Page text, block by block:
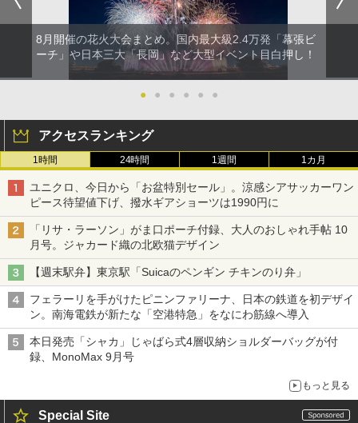
8月開催の花火大会まとめ。国内最大級2.4万発「幕張ビ
ーチ」や日本三大「長岡」など大型イベント目白押し！
● ● ● ● ● ●
アクセスランキング
1時間 24時間 1週間 1カ月
ユニクロ、今日から「お盆特別セール」。涼感シアサッカーワン
ピース待望値下げ、撥水ギアショーツは1990円に
「リサ・ラーソン」がま口ポーチ付録、大人のおしゃれ手帖 10
月号。ジャカード織の北欧猫デザイン
【週末駅弁】東京駅「Suicaのペンギン チキンのり弁」
フェラーリを手がけたピニンファリーナ、日本の鉄道を初デザイ
ン。南海電鉄が新たな「空港特急」をなにわ筋線へ導入
本日発売「シャカ」じゃばら式4層収納ショルダーバッグが付
録、MonoMax 9月号
もっと見る
Special Site